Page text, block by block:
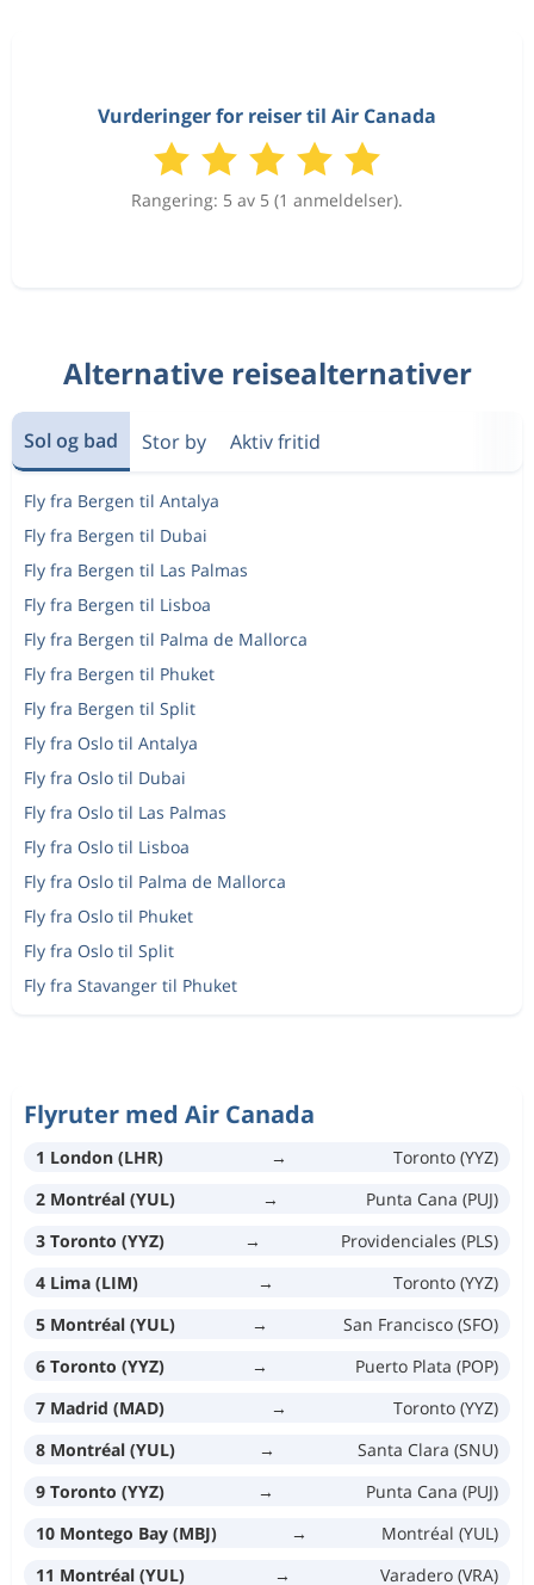
Vurderinger for reiser til Air Canada
Rangering: 5 av 5 (1 anmeldelser).
Alternative reisealternativer
Sol og bad Stor by Aktiv fritid
Fly fra Bergen til Antalya
Fly fra Bergen til Dubai
Fly fra Bergen til Las Palmas
Fly fra Bergen til Lisboa
Fly fra Bergen til Palma de Mallorca
Fly fra Bergen til Phuket
Fly fra Bergen til Split
Fly fra Oslo til Antalya
Fly fra Oslo til Dubai
Fly fra Oslo til Las Palmas
Fly fra Oslo til Lisboa
Fly fra Oslo til Palma de Mallorca
Fly fra Oslo til Phuket
Fly fra Oslo til Split
Fly fra Stavanger til Phuket
Flyruter med Air Canada
1 London (LHR) →
Toronto (YYZ)
2 Montréal (YUL)
→
Punta Cana (PUJ)
3 Toronto (YYZ)
→
Providenciales (PLS)
4 Lima (LIM)
→
Toronto (YYZ)
5 Montréal (YUL)
→
San Francisco (SFO)
6 Toronto (YYZ)
→
Puerto Plata (POP)
7 Madrid (MAD)
→
Toronto (YYZ)
8 Montréal (YUL)
→
Santa Clara (SNU)
9 Toronto (YYZ)
→
Punta Cana (PUJ)
10 Montego Bay (MBJ)
→
Montréal (YUL)
11 Montréal (YUL)
→
Varadero (VRA)